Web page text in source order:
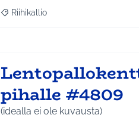
Rajaa tulokset teeman mukaan:
Riihikallio
pihalle #4809
(idealla ei ole kuvausta)